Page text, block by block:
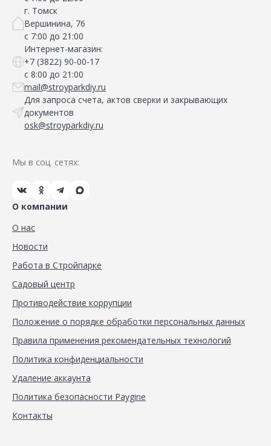
г. Томск
Вершинина, 76
с 7:00 до 21:00
Интернет-магазин:
+7 (3822) 90-00-17
с 8:00 до 21:00
mail@stroyparkdiy.ru
Для запроса счета, актов сверки и закрывающих
документов
osk@stroyparkdiy.ru
Мы в соц. сетях:
О компании
О нас
Новости
Работа в Стройпарке
Садовый центр
Противодействие коррупции
Положение о порядке обработки персональных данных
Правила применения рекомендательных технологий
Политика конфиденциальности
Удаление аккаунта
Политика безопасности Paygine
Контакты